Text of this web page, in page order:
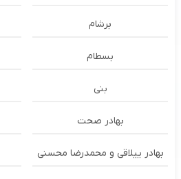
برشام
بسطام
بنی
بهادر صحت
بهادر ییلاقی و محمدرضا محسنی